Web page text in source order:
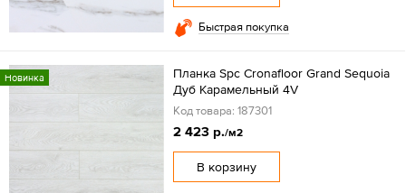
Быстрая покупка
Новинка
Планка Spc Cronafloor Grand Sequoia
Дуб Карамельный 4V
Код товара: 187301
2 423 р./м2
В корзину